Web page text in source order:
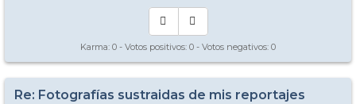
Karma: 0 - Votos positivos: 0 - Votos negativos: 0
Re: Fotografías sustraidas de mis reportajes